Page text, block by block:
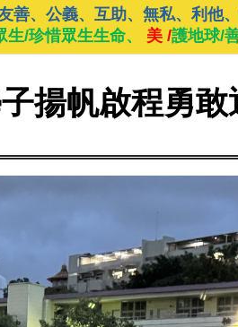
善、公義、互助、無私、利他
生/珍惜眾生生命、 美 /護地球/
揚帆啟程勇敢